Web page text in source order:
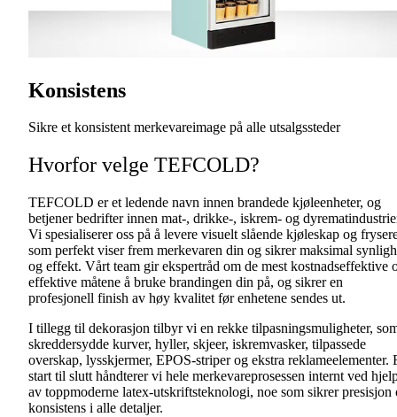
Konsistens
Sikre et konsistent merkevareimage på alle utsalgssteder
Hvorfor velge TEFCOLD?
TEFCOLD er et ledende navn innen brandede kjøleenheter, og
betjener bedrifter innen mat-, drikke-, iskrem- og
Vi spesialiserer oss på å levere visuelt slående kjøleskap og
som perfekt viser frem merkevaren din og sikrer maksimal
og effekt. Vårt team gir ekspertråd om de mest kostnadseffektive
effektive måtene å bruke brandingen din på, og sikrer en
profesjonell finish av høy kvalitet før enhetene sendes ut.
I tillegg til dekorasjon tilbyr vi en rekke tilpasningsmuligheter,
skreddersydde kurver, hyller, skjeer, iskremvasker, tilpassede
overskap, lysskjermer, EPOS-striper og ekstra reklameelementer.
start til slutt håndterer vi hele merkevareprosessen internt ved
av toppmoderne latex-utskriftsteknologi, noe som sikrer presisjon
konsistens i alle detaljer.